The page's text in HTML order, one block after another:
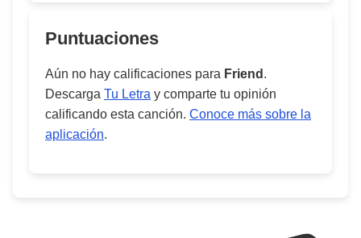
Puntuaciones
Aún no hay calificaciones para Friend .
Descarga Tu Letra y comparte tu opinión
calificando esta canción. Conoce más sobre la
aplicación.